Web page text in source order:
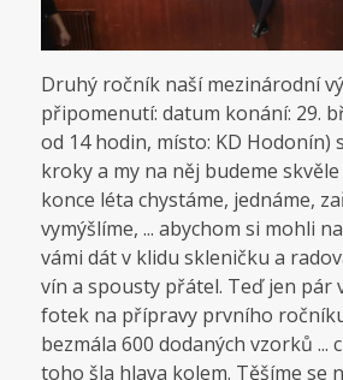
Druhý ročník naší mezinárodní
připomenutí: datum konání: 29.
od 14 hodin, místo: KD Hodonín)
kroky a my na něj budeme
konce léta chystáme, jednáme,
vymýšlíme, ... abychom si mohli
vámi dát v klidu skleničku a
vín a spousty přátel. Teď jen pár
fotek na přípravy prvního
bezmála 600 dodaných vzorků ...
toho šla hlava kolem. Těšíme se